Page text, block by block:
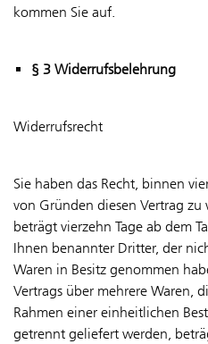
kommen Sie auf.
§ 3 Widerrufsbelehrung
Widerrufsrecht
Sie haben das Recht, binnen
von Gründen diesen Vertrag
beträgt vierzehn Tage ab dem
Ihnen benannter Dritter, der
Waren in Besitz genommen
Vertrags über mehrere Waren,
Rahmen einer einheitlichen
getrennt geliefert werden,